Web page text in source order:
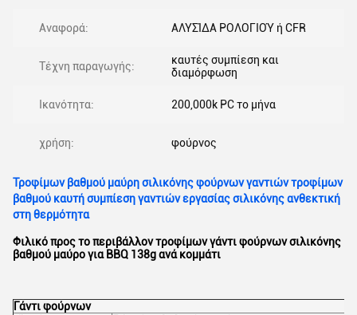
Αναφορά: ΑΛΥΣΊΔΑ ΡΟΛΟΓΙΟΎ ή CFR
Τέχνη παραγωγής:
καυτές συμπίεση και
διαμόρφωση
Ικανότητα: 200,000k PC το μήνα
χρήση: φούρνος
Τροφίμων βαθμού μαύρη σιλικόνης φούρνων γαντιών τροφίμων
βαθμού καυτή συμπίεση γαντιών εργασίας σιλικόνης ανθεκτική
στη θερμότητα
Φιλικό προς το περιβάλλον τροφίμων γάντι φούρνων σιλικόνης
βαθμού μαύρο για BBQ 138g ανά κομμάτι
Γάντι φούρνων